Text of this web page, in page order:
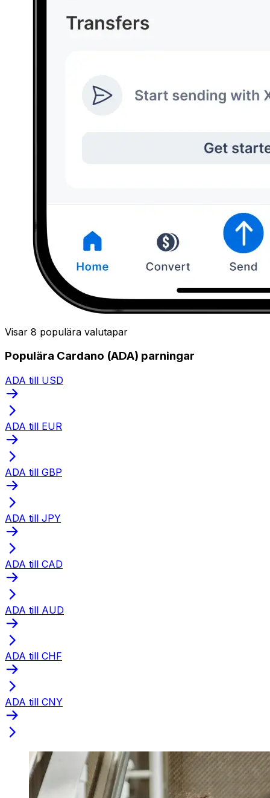
Visar 8 populära valutapar
Populära Cardano (ADA) parningar
ADA till USD
ADA till EUR
ADA till GBP
ADA till JPY
ADA till CAD
ADA till AUD
ADA till CHF
ADA till CNY